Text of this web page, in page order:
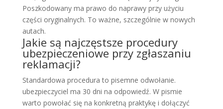
Poszkodowany ma prawo do naprawy przy użyciu
części oryginalnych. To ważne, szczególnie w nowych
autach.
Jakie są najczęstsze procedury
ubezpieczeniowe przy zgłaszaniu
reklamacji?
Standardowa procedura to pisemne odwołanie.
ubezpieczyciel ma 30 dni na odpowiedź. W pismie
warto powołać się na konkretną praktykę i dołączyć